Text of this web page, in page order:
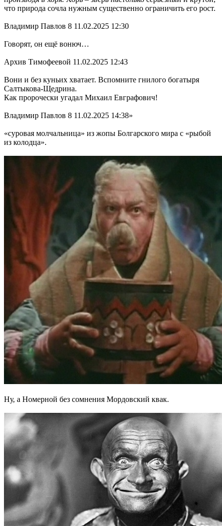
что природа сочла нужным существенно ограничить его рост.
Владимир Павлов 8 11.02.2025 12:30
Говорят, он ещё вонюч…
Архив Тимофеевой 11.02.2025 12:43
Вони и без куньих хватает. Вспомните гнилого богатыря
Салтыкова-Щедрина.
Как пророчески угадал Михаил Евграфович!
Владимир Павлов 8 11.02.2025 14:38»
«суровая молчальница» из жопы Болгарского мира с «рыбой
из колодца».
Ну, а Номерной без сомнения Мордовский квак.